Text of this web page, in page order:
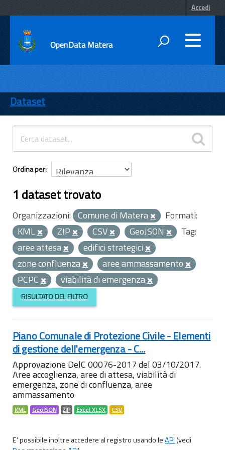
Accedi
OpenData Matera
ENTI
TEMI
INFORMAZIONI
Dataset
Ordina per
1 dataset trovato
Organizzazioni: Comune di Matera
Formati:
KML
ZIP CSV GeoJSON
Tag:
aree attesa
edifici strategici
zone confluenza
aree ammassamento
PCPC
viabilità di emergenza
RISULTATO DEL FILTRO
Piano Comunale di Protezione Civile - Elementi
di gestione dell'emergenza - C...
Approvazione DelC 00076-2017 del 03/10/2017.
Aree accoglienza, aree di attesa, viabilità di
emergenza, zone di confluenza, aree
ammassamento
KML GeoJSON ZIP Excel XLSX CSV
E' possibile inoltre accedere al registro usando leAPI(vedi